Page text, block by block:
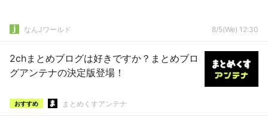
なんJワールド 8/5(We) 12:30
2chまとめブログは好きですか？まとめブロ
グアンテナの決定版登場！
おすすめ まとめくすアンテナ